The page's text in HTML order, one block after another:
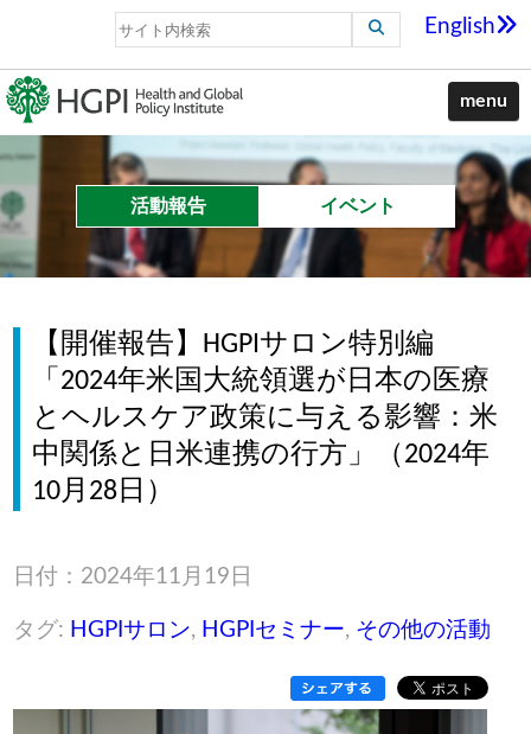
English
menu
活動報告 イベント
【開催報告】HGPIサロン特別編
「2024年米国大統領選が日本の医療
とヘルスケア政策に与える影響：米
中関係と日米連携の行方」（2024年
10月28日）
日付：2024年11月19日
タグ: HGPIサロン, HGPIセミナー, その他の活動